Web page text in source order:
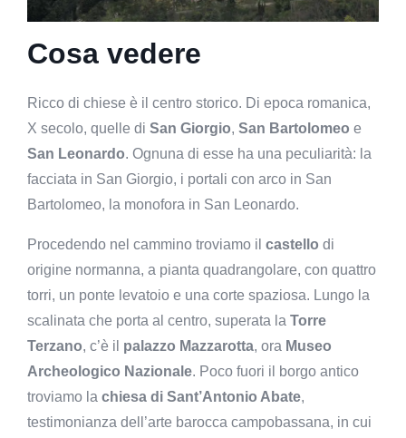
Cosa vedere
Ricco di chiese è il centro storico. Di epoca romanica,
X secolo, quelle di San Giorgio, San Bartolomeo e
San Leonardo. Ognuna di esse ha una peculiarità: la
facciata in San Giorgio, i portali con arco in San
Bartolomeo, la monofora in San Leonardo.
Procedendo nel cammino troviamo il castello di
origine normanna, a pianta quadrangolare, con quattro
torri, un ponte levatoio e una corte spaziosa. Lungo la
scalinata che porta al centro, superata la Torre
Terzano, c’è il palazzo Mazzarotta, ora Museo
Archeologico Nazionale. Poco fuori il borgo antico
troviamo la chiesa di Sant’Antonio Abate,
testimonianza dell’arte barocca campobassana, in cui